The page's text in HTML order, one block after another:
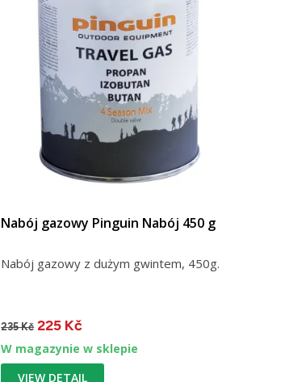
Nabój gazowy Pinguin Nabój 450 g
Nabój gazowy z dużym gwintem, 450g.
235 Kč 225 Kč
W magazynie w sklepie
VIEW DETAIL